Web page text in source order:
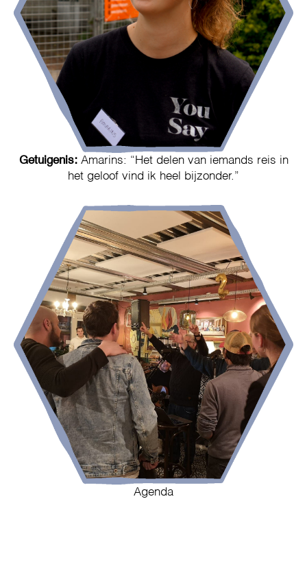
Getuigenis: Amarins: “Het delen van iemands reis in
het geloof vind ik heel bijzonder.”
Agenda